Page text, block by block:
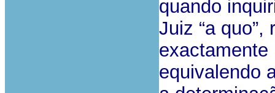
quando
Juiz “a
exactamente
equivalendo